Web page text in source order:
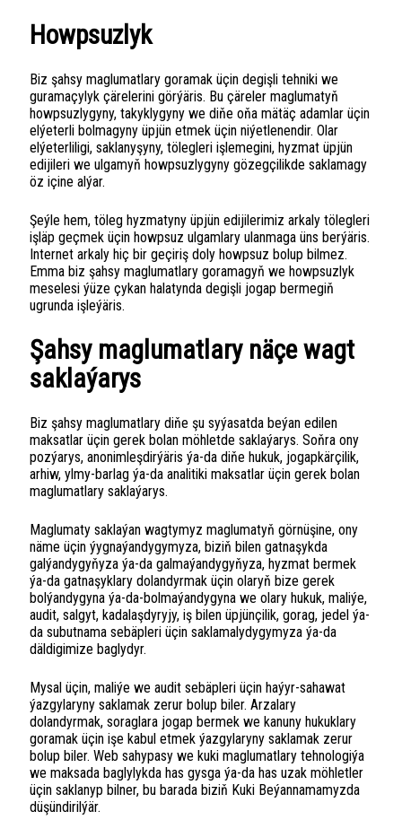
Howpsuzlyk
Biz şahsy maglumatlary goramak üçin degişli tehniki we
guramaçylyk çärelerini görýäris. Bu çäreler maglumatyň
howpsuzlygyny, takyklygyny we diňe oňa mätäç adamlar üçin
elýeterli bolmagyny üpjün etmek üçin niýetlenendir. Olar
elýeterliligi, saklanyşyny, tölegleri işlemegini, hyzmat üpjün
edijileri we ulgamyň howpsuzlygyny gözegçilikde saklamagy
öz içine alýar.
Şeýle hem, töleg hyzmatyny üpjün edijilerimiz arkaly tölegleri
işläp geçmek üçin howpsuz ulgamlary ulanmaga üns berýäris.
Internet arkaly hiç bir geçiriş doly howpsuz bolup bilmez.
Emma biz şahsy maglumatlary goramagyň we howpsuzlyk
meselesi ýüze çykan halatynda degişli jogap bermegiň
ugrunda işleýäris.
Şahsy maglumatlary näçe wagt
saklaýarys
Biz şahsy maglumatlary diňe şu syýasatda beýan edilen
maksatlar üçin gerek bolan möhletde saklaýarys. Soňra ony
pozýarys, anonimleşdirýäris ýa-da diňe hukuk, jogapkärçilik,
arhiw, ylmy-barlag ýa-da analitiki maksatlar üçin gerek bolan
maglumatlary saklaýarys.
Maglumaty saklaýan wagtymyz maglumatyň görnüşine, ony
näme üçin ýygnaýandygymyza, biziň bilen gatnaşykda
galýandygyňyza ýa-da galmaýandygyňyza, hyzmat bermek
ýa-da gatnaşyklary dolandyrmak üçin olaryň bize gerek
bolýandygyna ýa-da-bolmaýandygyna we olary hukuk, maliýe,
audit, salgyt, kadalaşdyryjy, iş bilen üpjünçilik, gorag, jedel ýa-
da subutnama sebäpleri üçin saklamalydygymyza ýa-da
däldigimize baglydyr.
Mysal üçin, maliýe we audit sebäpleri üçin haýyr-sahawat
ýazgylaryny saklamak zerur bolup biler. Arzalary
dolandyrmak, soraglara jogap bermek we kanuny hukuklary
goramak üçin işe kabul etmek ýazgylaryny saklamak zerur
bolup biler. Web sahypasy we kuki maglumatlary tehnologiýa
we maksada baglylykda has gysga ýa-da has uzak möhletler
üçin saklanyp bilner, bu barada biziň Kuki Beýannamamyzda
düşündirilýär.